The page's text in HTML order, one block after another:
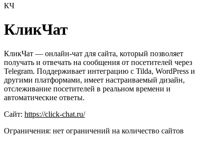
КЧ
КликЧат
КликЧат — онлайн-чат для сайта, который позволяет
получать и отвечать на сообщения от посетителей через
Telegram. Поддерживает интеграцию с Tilda, WordPress и
другими платформами, имеет настраиваемый дизайн,
отслеживание посетителей в реальном времени и
автоматические ответы.
Сайт: https://click-chat.ru/
Ограничения: нет ограничений на количество сайтов